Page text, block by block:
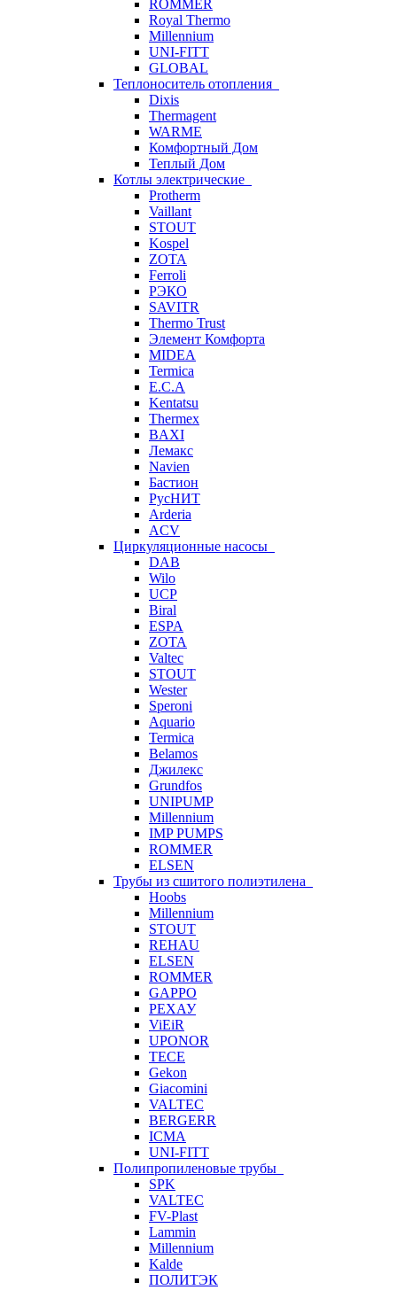
ROMMER
Royal Thermo
Millennium
UNI-FITT
GLOBAL
Теплоноситель отопления
Dixis
Thermagent
WARME
Комфортный Дом
Теплый Дом
Котлы электрические
Protherm
Vaillant
STOUT
Kospel
ZOTA
Ferroli
РЭКО
SAVITR
Thermo Trust
Элемент Комфорта
MIDEA
Termica
E.C.A
Kentatsu
Thermex
BAXI
Лемакс
Navien
Бастион
РусНИТ
Arderia
ACV
Циркуляционные насосы
DAB
Wilo
UCP
Biral
ESPA
ZOTA
Valtec
STOUT
Wester
Speroni
Aquario
Termica
Belamos
Джилекс
Grundfos
UNIPUMP
Millennium
IMP PUMPS
ROMMER
ELSEN
Трубы из сшитого полиэтилена
Hoobs
Millennium
STOUT
REHAU
ELSEN
ROMMER
GAPPO
РЕХАУ
ViEiR
UPONOR
TECE
Gekon
Giacomini
VALTEC
BERGERR
ICMA
UNI-FITT
Полипропиленовые трубы
SPK
VALTEC
FV-Plast
Lammin
Millennium
Kalde
ПОЛИТЭК